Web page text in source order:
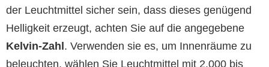
der Leuchtmittel sicher sein, dass dieses genügend
Helligkeit erzeugt, achten Sie auf die angegebene
Kelvin-Zahl . Verwenden sie es, um Innenräume zu
beleuchten, wählen Sie Leuchtmittel mit 2.000 bis